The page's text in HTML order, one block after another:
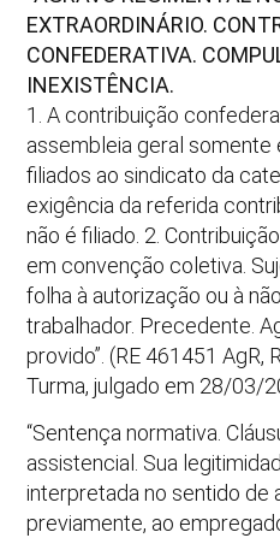
EXTRAORDINÁRIO.
CONFEDERATIVA.
INEXISTÊNCIA.
1. A contribuição
assembleia geral somente
filiados ao sindicato da
exigência da referida
não é filiado. 2.
em convenção coletiva.
folha à autorização ou à
trabalhador. Precedente.
provido”. (RE 461451 AgR,
Turma, julgado em 28/03/
“Sentença normativa.
assistencial. Sua
interpretada no sentido de
previamente, ao